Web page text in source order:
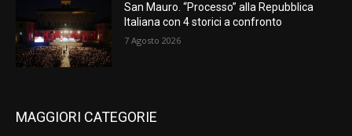
San Mauro. “Processo” alla Repubblica
Italiana con 4 storici a confronto
7 Agosto 2026
MAGGIORI CATEGORIE